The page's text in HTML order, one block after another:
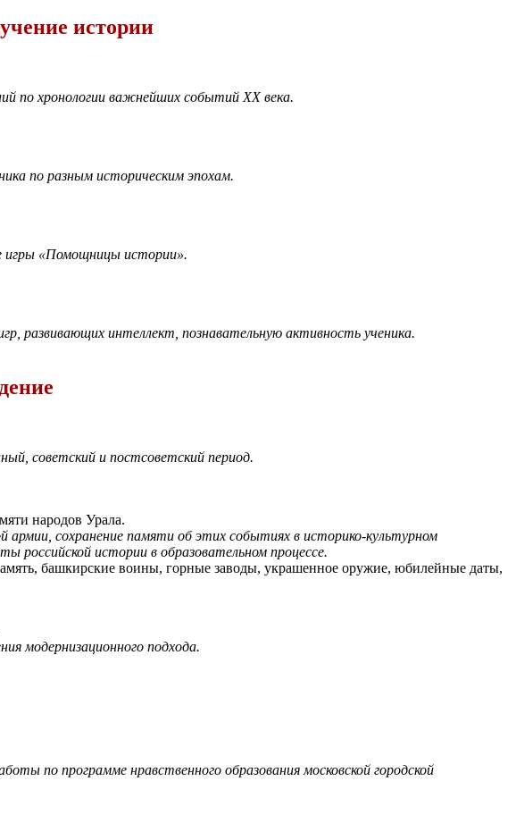
истории
по хронологии важнейших событий XX века.
по разным историческим эпохам.
игры «Помощницы истории».
развивающих интеллект, познавательную активность ученика.
советский и постсоветский период.
народов Урала.
армии, сохранение памяти об этих событиях в историко-культурном
российской истории в образовательном процессе.
башкирские воины, горные заводы, украшенное оружие, юбилейные даты,
модернизационного подхода.
по программе нравственного образования московской городской